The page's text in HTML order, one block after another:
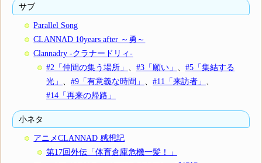
サブ
Parallel Song
CLANNAD 10years after ～勇～
Clannadry -クラナードリィ-
#2「仲間の集う場所」
#3「願い」
#5「集結する
光」
#9「有意義な時間」 #11「来訪者」
#14「再来の帰路」
小ネタ
アニメCLANNAD 感想記
第17回外伝「体育倉庫危機一髪！」